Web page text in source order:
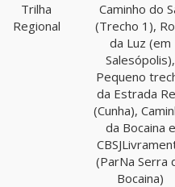
Trilha
Regional
Caminho do
(Trecho 1),
da Luz (em
Salesópolis),
Pequeno
da Estrada
(Cunha),
da Bocaina e
(ParNa Serra
Bocaina)